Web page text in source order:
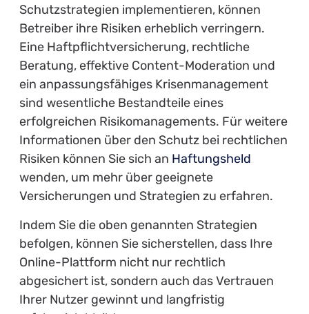
Schutzstrategien implementieren, können
Betreiber ihre Risiken erheblich verringern.
Eine Haftpflichtversicherung, rechtliche
Beratung, effektive Content-Moderation und
ein anpassungsfähiges Krisenmanagement
sind wesentliche Bestandteile eines
erfolgreichen Risikomanagements. Für weitere
Informationen über den Schutz bei rechtlichen
Risiken können Sie sich an Haftungsheld
wenden, um mehr über geeignete
Versicherungen und Strategien zu erfahren.
Indem Sie die oben genannten Strategien
befolgen, können Sie sicherstellen, dass Ihre
Online-Plattform nicht nur rechtlich
abgesichert ist, sondern auch das Vertrauen
Ihrer Nutzer gewinnt und langfristig